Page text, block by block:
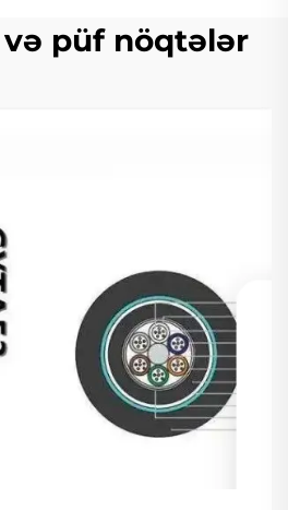
püf nöqtələr